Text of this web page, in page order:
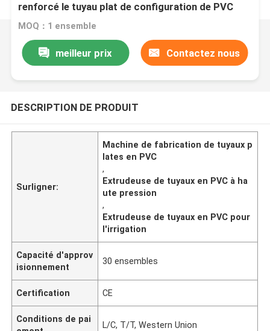
renforcé le tuyau plat de configuration de PVC
faisant la machine pour l'irrigation d'agriculture
MOQ：1 ensemble
meilleur prix Contactez nous
DESCRIPTION DE PRODUIT
Surligner:
Machine de fabrication de tuyaux p
lates en PVC
,
Extrudeuse de tuyaux en PVC à ha
ute pression
,
Extrudeuse de tuyaux en PVC pour
l'irrigation
Capacité d'approv
isionnement
30 ensembles
Certification CE
Conditions de pai
L/C, T/T, Western Union